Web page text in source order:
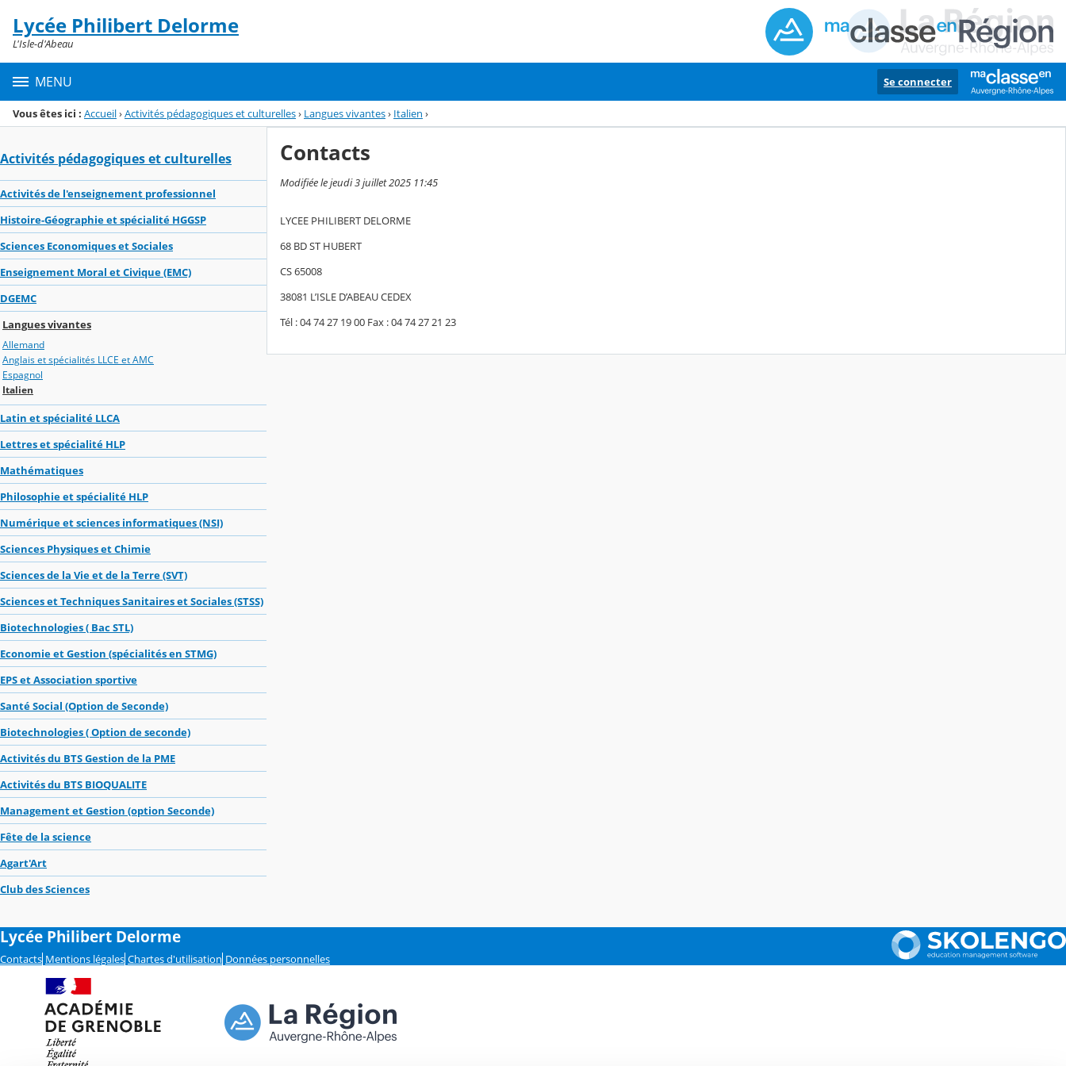
Menu de la rubrique
Contenu
Lycée Philibert Delorme
L'Isle-d'Abeau
MENU Se connecter
Vous êtes ici : Accueil›Activités pédagogiques et culturelles› Langues vivantes› Italien ›
Activités pédagogiques et culturelles
Activités de l'enseignement professionnel
Histoire-Géographie et spécialité HGGSP
Sciences Economiques et Sociales
Enseignement Moral et Civique (EMC)
DGEMC
Langues vivantes
Allemand
Anglais et spécialités LLCE et AMC
Espagnol
Italien
Latin et spécialité LLCA
Lettres et spécialité HLP
Mathématiques
Philosophie et spécialité HLP
Numérique et sciences informatiques (NSI)
Sciences Physiques et Chimie
Sciences de la Vie et de la Terre (SVT)
Sciences et Techniques Sanitaires et Sociales (STSS)
Biotechnologies ( Bac STL)
Economie et Gestion (spécialités en STMG)
EPS et Association sportive
Santé Social (Option de Seconde)
Biotechnologies ( Option de seconde)
Activités du BTS Gestion de la PME
Activités du BTS BIOQUALITE
Management et Gestion (option Seconde)
Fête de la science
Agart'Art
Club des Sciences
Contacts
Modifiée le jeudi 3 juillet 2025 11:45
LYCEE PHILIBERT DELORME
68 BD ST HUBERT
CS 65008
38081 L’ISLE D’ABEAU CEDEX
Tél : 04 74 27 19 00 Fax : 04 74 27 21 23
Lycée Philibert Delorme
Contacts Mentions légales Chartes d'utilisation Données personnelles